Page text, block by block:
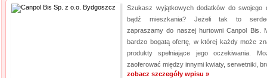
aparaturę oraz wiedzę, by
elektro...
Aermec serwis
Jesteśmy firmą oferującą
Szukasz wyjątkowych dodatków do swojego
bądź mieszkania? Jeżeli tak to
zapraszamy do naszej hurtowni Canpol Bis.
bardzo bogatą ofertę, w której każdy może
produkty spełniające jego oczekiwania.
zaoferować między innymi kwiaty, serwetniki,
zobacz szczegóły wpisu »